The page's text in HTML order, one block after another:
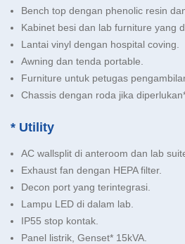
Bench top dengan phenolic resin
Kabinet besi dan lab furniture yang
Lantai vinyl dengan hospital coving.
Awning dan tenda portable.
Furniture untuk petugas
Chassis dengan roda jika
* Utility
AC wallsplit di anteroom dan lab
Exhaust fan dengan HEPA filter.
Decon port yang terintegrasi.
Lampu LED di dalam lab.
IP55 stop kontak.
Panel listrik, Genset* 15kVA.